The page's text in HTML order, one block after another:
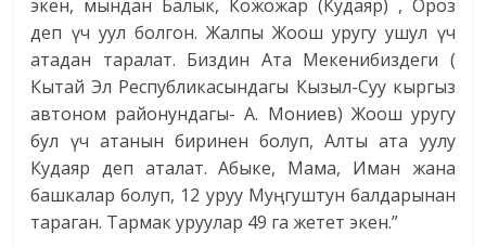
экен, мындан Балык, Кожожар (Кудаяр) , Ороз
деп үч уул болгон. Жалпы Жоош уругу ушул үч
атадан таралат. Биздин Ата Мекенибиздеги (
Кытай Эл Республикасындагы Кызыл-Суу кыргыз
автоном районундагы- А. Мониев) Жоош уругу
бул үч атанын биринен болуп, Алты ата уулу
Кудаяр деп аталат. Абыке, Мама, Иман жана
башкалар болуп, 12 уруу Муңгуштун балдарынан
тараган. Тармак уруулар 49 га жетет экен.”